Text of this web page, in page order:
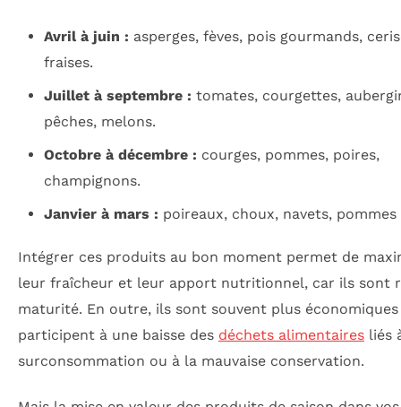
Avril à juin : asperges, fèves, pois gourmands,
fraises.
Juillet à septembre : tomates, courgettes,
pêches, melons.
Octobre à décembre : courges, pommes, poires,
champignons.
Janvier à mars : poireaux, choux, navets,
Intégrer ces produits au bon moment permet de
leur fraîcheur et leur apport nutritionnel, car ils sont
maturité. En outre, ils sont souvent plus
participent à une baisse des déchets alimentaires liés
surconsommation ou à la mauvaise conservation.